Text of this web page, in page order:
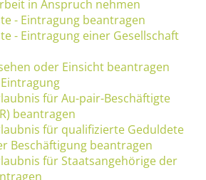
in Anspruch nehmen
- Eintragung beantragen
- Eintragung einer Gesellschaft
oder Einsicht beantragen
für Au-pair-Beschäftigte
beantragen
für qualifizierte Geduldete
Beschäftigung beantragen
für Staatsangehörige der